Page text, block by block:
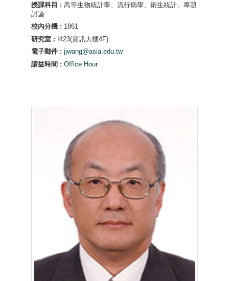
授課科目 : 高等生物統計學、流行病學、衛生統計、專題
討論
校內分機 : 1861
研究室 : I423(資訊大樓4F)
電子郵件 : jjwang@asia.edu.tw
請益時間 : Office Hour